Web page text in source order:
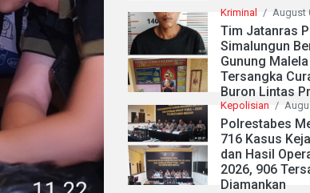
Kriminal / August
Tim Jatanras
Simalungun
Gunung
Tersangka
Buron Lintas
Kepolisian /
Polrestabes
716 Kasus
dan Hasil
2026, 906
Diamankan